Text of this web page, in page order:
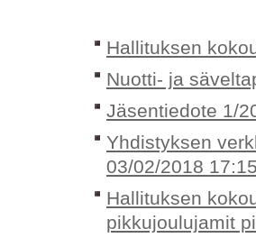
Hallituksen
Nuotti- ja
Jäsentiedote 1/
Yhdistyksen
03/02/2018
Hallituksen
pikkujoulujamit